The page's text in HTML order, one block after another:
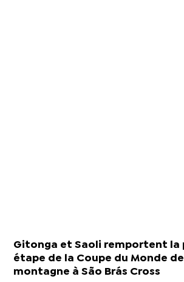
Gitonga et Saoli remportent la
étape de la Coupe du Monde
montagne à São Brás Cross